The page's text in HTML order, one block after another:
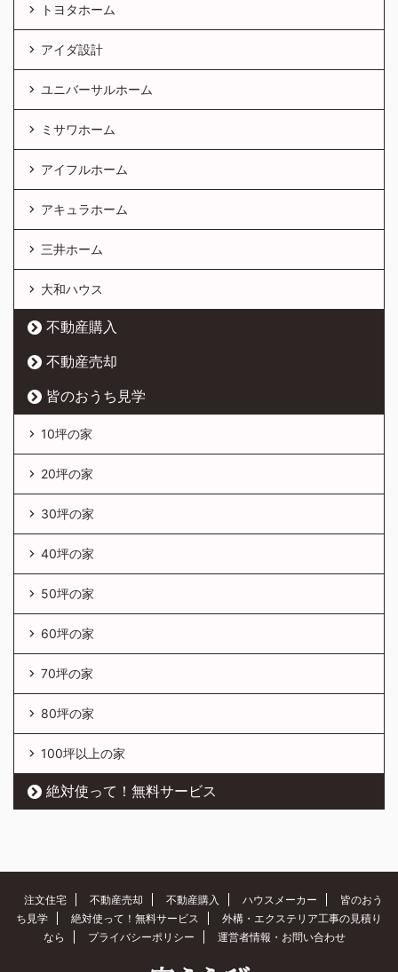
トヨタホーム
アイダ設計
ユニバーサルホーム
ミサワホーム
アイフルホーム
アキュラホーム
三井ホーム
大和ハウス
不動産購入
不動産売却
皆のおうち見学
10坪の家
20坪の家
30坪の家
40坪の家
50坪の家
60坪の家
70坪の家
80坪の家
100坪以上の家
絶対使って！無料サービス
注文住宅 不動産売却 不動産購入 ハウスメーカー
皆のおう
ち見学
絶対使って！無料サービス
外構・エクステリア工事の見積り
なら
プライバシーポリシー 運営者情報・お問い合わせ